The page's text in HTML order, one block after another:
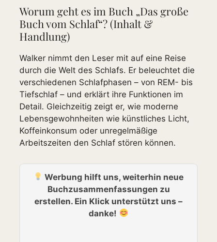
Worum geht es im Buch „Das große
Buch vom Schlaf“? (Inhalt &
Handlung)
Walker nimmt den Leser mit auf eine Reise
durch die Welt des Schlafs. Er beleuchtet die
verschiedenen Schlafphasen – von REM- bis
Tiefschlaf – und erklärt ihre Funktionen im
Detail. Gleichzeitig zeigt er, wie moderne
Lebensgewohnheiten wie künstliches Licht,
Koffeinkonsum oder unregelmäßige
Arbeitszeiten den Schlaf stören können.
Werbung hilft uns, weiterhin neue
Buchzusammenfassungen zu
erstellen. Ein Klick unterstützt uns –
danke!